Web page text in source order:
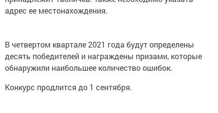
адрес ее местонахождения.
В четвертом квартале 2021 года будут определены
десять победителей и награждены призами, которые
обнаружили наибольшее количество ошибок.
Конкурс продлится до 1 сентября.